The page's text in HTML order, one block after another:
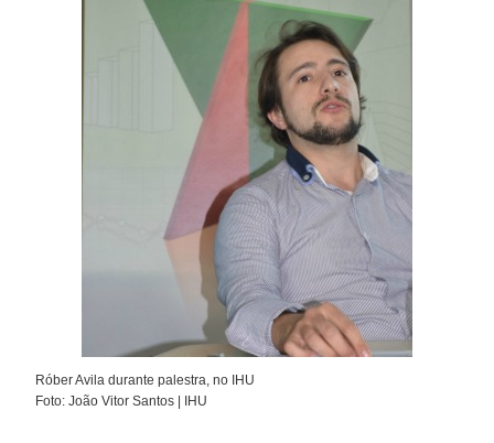
Róber Avila durante palestra, no IHU
Foto: João Vitor Santos | IHU